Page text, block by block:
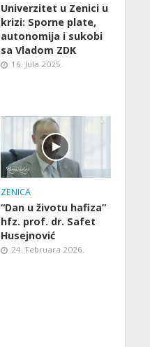
Univerzitet u Zenici u
krizi: Sporne plate,
autonomija i sukobi
sa Vladom ZDK
16. Jula 2025.
ZENICA
“Dan u životu hafiza”
hfz. prof. dr. Safet
Husejnović
24. Februara 2026.